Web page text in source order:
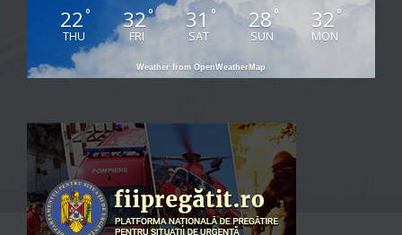
22°
THU
32°
FRI
31°
SAT
28 °
SUN
32 °
MON
Weather from OpenWeatherMap